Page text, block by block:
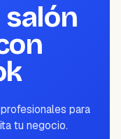
salón
para
tu negocio.